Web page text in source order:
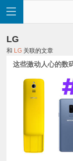
LG
和 LG 关联的文章